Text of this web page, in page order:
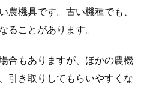
農機具です。古い機種でも、
ることがあります。
合もありますが、ほかの農機
引き取りしてもらいやすくな